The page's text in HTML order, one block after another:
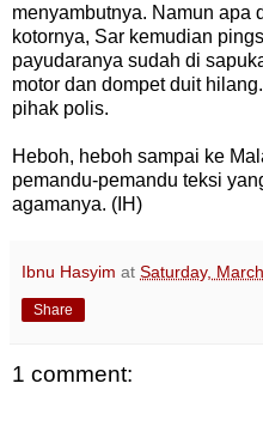
menyambutnya. Namun apa
kotornya, Sar kemudian
payudaranya sudah di
motor dan dompet duit
pihak polis.
Heboh, heboh sampai ke
pemandu-pemandu teksi
agamanya. (IH)
Ibnu Hasyim at Saturday,
Share
1 comment: